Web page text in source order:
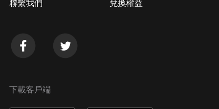
聯繫我們 兌換權益
下載客戶端